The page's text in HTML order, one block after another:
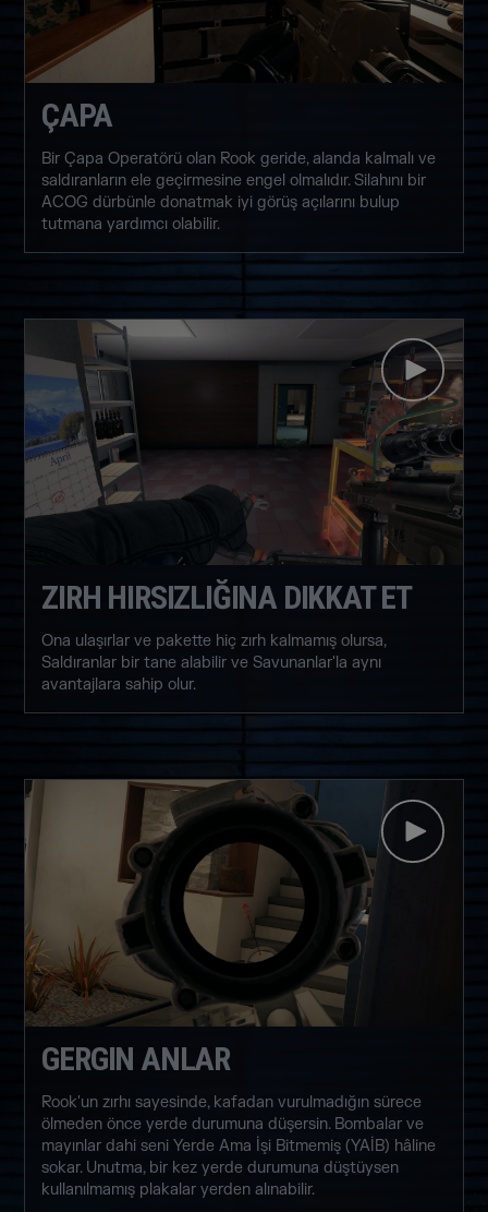
ÇAPA
Bir Çapa Operatörü olan Rook geride, alanda kalmalı ve
saldıranların ele geçirmesine engel olmalıdır. Silahını bir
ACOG dürbünle donatmak iyi görüş açılarını bulup
tutmana yardımcı olabilir.
ZIRH HIRSIZLIĞINA DIKKAT ET
Ona ulaşırlar ve pakette hiç zırh kalmamış olursa,
Saldıranlar bir tane alabilir ve Savunanlar'la aynı
avantajlara sahip olur.
GERGIN ANLAR
Rook'un zırhı sayesinde, kafadan vurulmadığın sürece
ölmeden önce yerde durumuna düşersin. Bombalar ve
mayınlar dahi seni Yerde Ama İşi Bitmemiş (YAİB) hâline
sokar. Unutma, bir kez yerde durumuna düştüysen
kullanılmamış plakalar yerden alınabilir.